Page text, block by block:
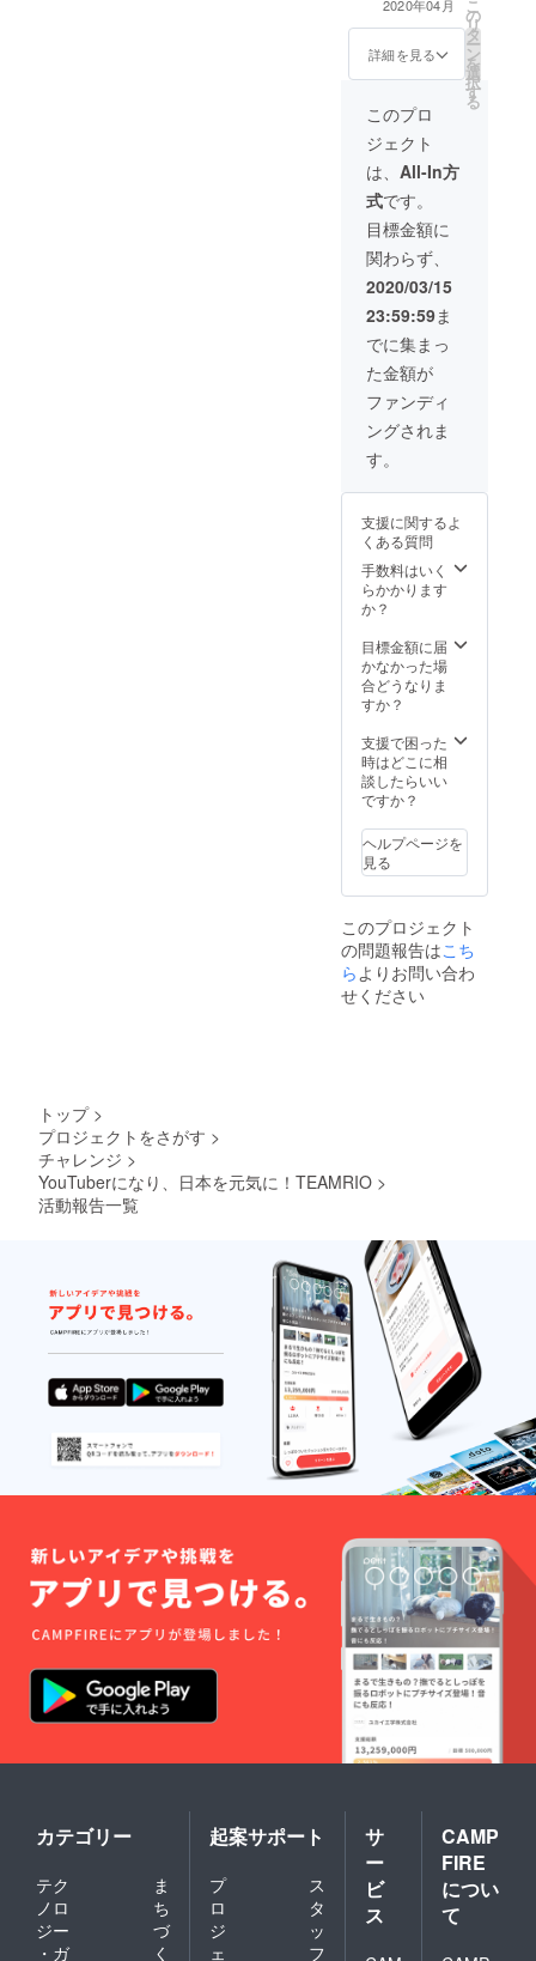
㌢S 160
㌢M
170㌢L
カップ Tシャツ
のサイズ
S.M.L.XLよりお
色 ホワイトの
み サイズ感
150㌢S 160㌢M
170㌢L 180㌢XL
YouTube撮影
は、メールに
て、日程、内容
を決めたいと 思
います。撮影場
所は、関東圏内
2020年04月
詳細を見る
こ
の
リ
タ
ー
ン
を
選
択
す
る
このプロ
ジェクト
は、 All-In方
式です。
目標金額に
関わらず、
2020/03/15
23:59:59ま
でに集まっ
た金額が
ファンディ
ングされま
す。
支援に関するよ
くある質問
手数料はいく
らかかります
か？
目標金額に届
かなかった場
合どうなりま
すか？
支援で困った
時はどこに相
談したらいい
ですか？
ヘルプページを
見る
このプロジェクト
の問題報告はこち
らよりお問い合わ
せください
トップ >
プロジェクトをさがす >
チャレンジ >
YouTuberになり、日本を元気に！TEAMRIO >
活動報告一覧
カテゴリー
テク
ノロ
ジー
・ガ
ま
ち
づ
く
起案サポート
プ
ロ
ジ
ェ
ス
タ
ッ
フ
サ
ー
ビ
ス
CAMP
FIRE
につい
て